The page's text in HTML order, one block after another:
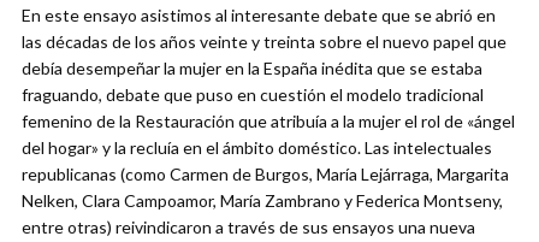
En este ensayo asistimos al interesante debate que se abrió en
las décadas de los años veinte y treinta sobre el nuevo papel que
debía desempeñar la mujer en la España inédita que se estaba
fraguando, debate que puso en cuestión el modelo tradicional
femenino de la Restauración que atribuía a la mujer el rol de «ángel
del hogar» y la recluía en el ámbito doméstico. Las intelectuales
republicanas (como Carmen de Burgos, María Lejárraga, Margarita
Nelken, Clara Campoamor, María Zambrano y Federica Montseny,
entre otras) reivindicaron a través de sus ensayos una nueva